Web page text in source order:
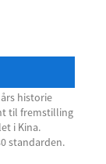
historie
til fremstilling
i Kina.
standarden.